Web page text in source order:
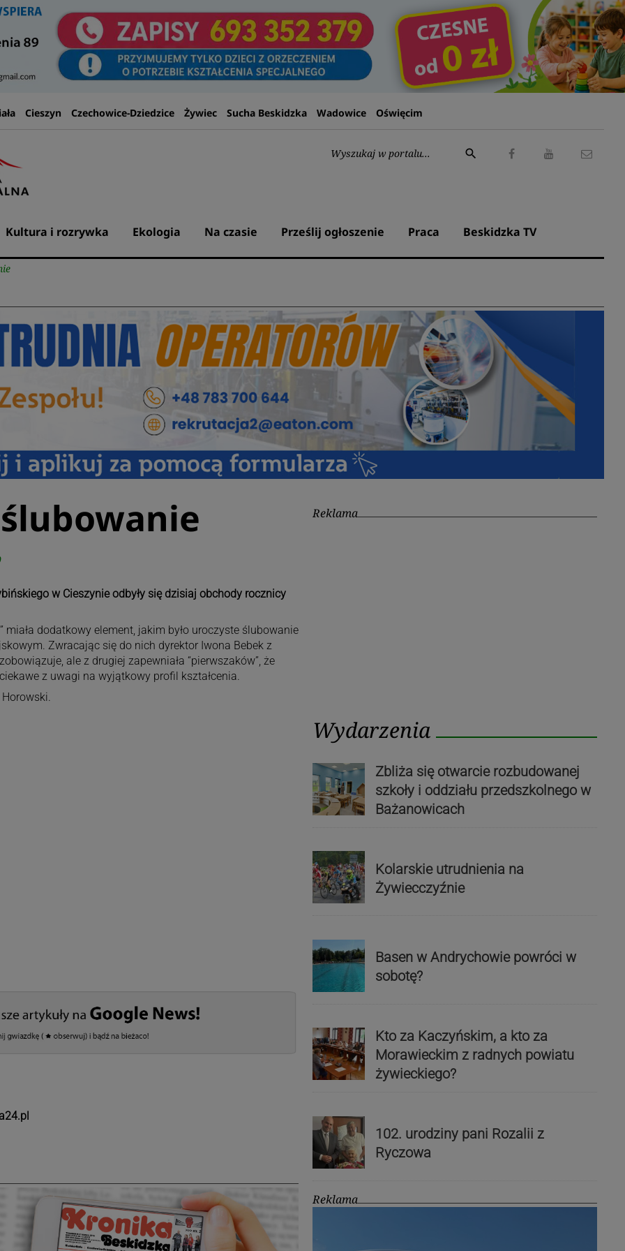
Cieszyn Czechowice-Dziedzice Żywiec Sucha Beskidzka Wadowice Oświęcim
Wyszukaj:
search
Kultura i rozrywka Ekologia Na czasie Prześlij ogłoszenie Praca Beskidzka TV
w Cieszynie odbyły się dzisiaj obchody rocznicy
miała dodatkowy element, jakim było uroczyste ślubowanie
Zwracając się do nich dyrektor Iwona Bebek z
ale z drugiej zapewniała “pierwszaków”, że
z uwagi na wyjątkowy profil kształcenia.
Reklama
Wydarzenia
Zbliża się otwarcie rozbudowanej
szkoły i oddziału przedszkolnego w
Bażanowicach
Kolarskie utrudnienia na
Żywiecczyźnie
Basen w Andrychowie powróci w
sobotę?
Kto za Kaczyńskim, a kto za
Morawieckim z radnych powiatu
żywieckiego?
102. urodziny pani Rozalii z
Ryczowa
Reklama